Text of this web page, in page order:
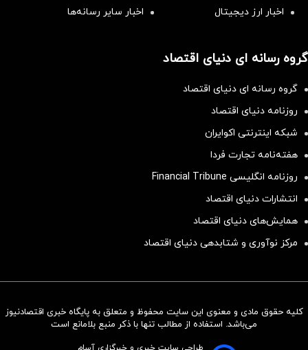
سرمایه‌گذاری همسنگ با شاخص
اخبار ارز دیجیتال
اخبار سایر رسانه‌‌ها
گروه رسانه ای دنیای اقتصاد
گروه رسانه ای دنیای اقتصاد
روزنامه دنیای اقتصاد
شبکه اینترنتی اکوایران
هفته‌نامه تجارت فردا
روزنامه انگلیسی Financial Tribune
انتشارات دنیای اقتصاد
همایش‌های دنیای اقتصاد
مرکز نوآوری و شتابدهی دنیای اقتصاد
کلیه حقوق مادی و معنوی این سایت محفوظ و متعلق به پایگاه خبری اقتصادنیوز
می‌باشد. استفاده از مطالب تنها با ذکر منبع بلامانع است